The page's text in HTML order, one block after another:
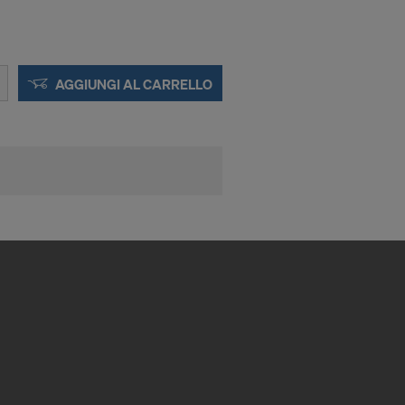
AGGIUNGI AL CARRELLO
offrono
consiste in
a fini di
IP